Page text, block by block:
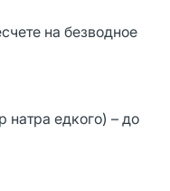
на безводное
натра едкого) – до